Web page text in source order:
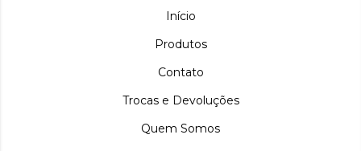
Início
Produtos
Contato
Trocas e Devoluções
Quem Somos